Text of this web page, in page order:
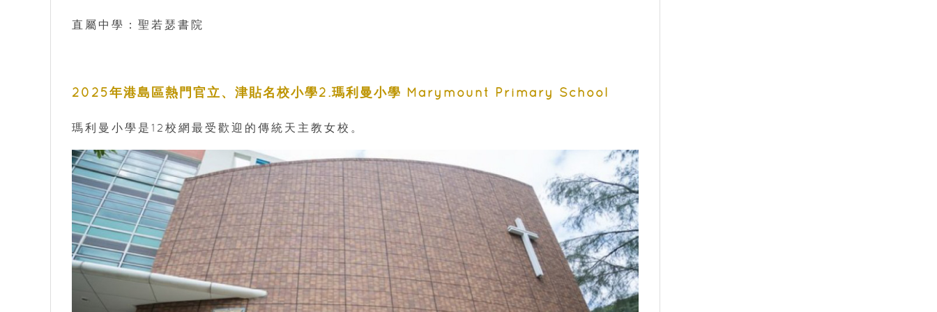
直屬中學：聖若瑟書院
2025年港島區熱門官立、津貼名校小學2.瑪利曼小學 Marymount Primary School
瑪利曼小學是12校網最受歡迎的傳統天主教女校。